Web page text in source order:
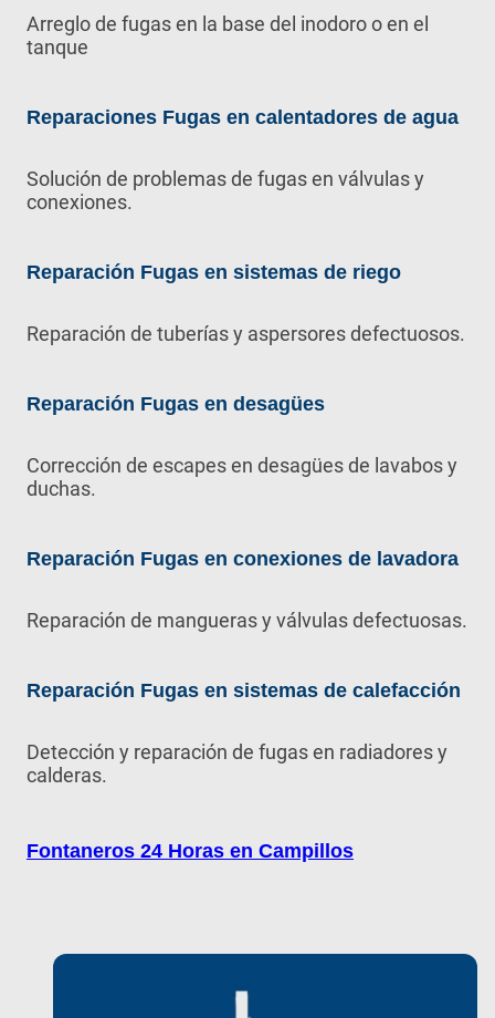
Arreglo de fugas en la base del inodoro o en el
tanque
Reparaciones Fugas en calentadores de agua
Solución de problemas de fugas en válvulas y
conexiones.
Reparación Fugas en sistemas de riego
Reparación de tuberías y aspersores defectuosos.
Reparación Fugas en desagües
Corrección de escapes en desagües de lavabos y
duchas.
Reparación Fugas en conexiones de lavadora
Reparación de mangueras y válvulas defectuosas.
Reparación Fugas en sistemas de calefacción
Detección y reparación de fugas en radiadores y
calderas.
Fontaneros 24 Horas en Campillos